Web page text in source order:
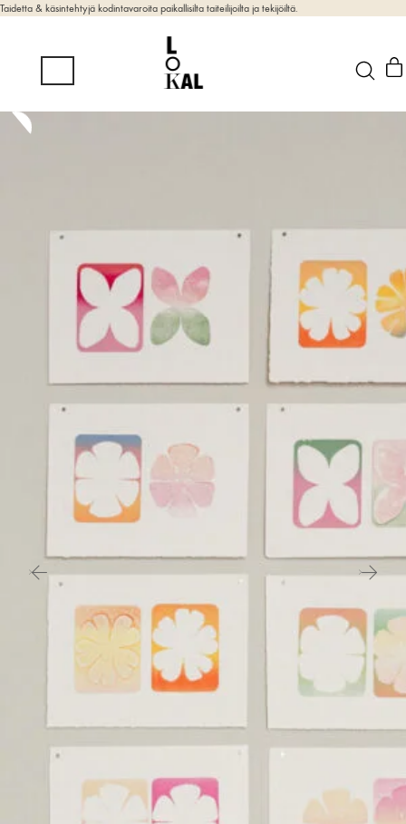
Taidetta & käsintehtyjä kodintavaroita paikallisilta taiteilijoilta ja tekijöiltä.